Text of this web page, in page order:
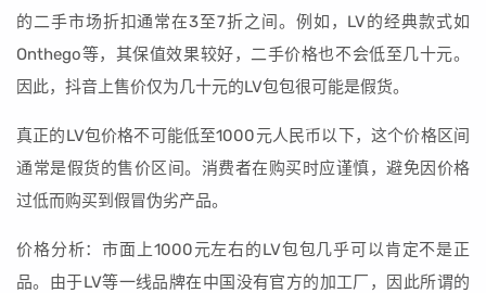
的二手市场折扣通常在3至7折之间。例如，LV的经典款式如
Onthego等，其保值效果较好，二手价格也不会低至几十元。
因此，抖音上售价仅为几十元的LV包包很可能是假货。
真正的LV包价格不可能低至1000元人民币以下，这个价格区间
通常是假货的售价区间。消费者在购买时应谨慎，避免因价格
过低而购买到假冒伪劣产品。
价格分析：市面上1000元左右的LV包包几乎可以肯定不是正
品。由于LV等一线品牌在中国没有官方的加工厂，因此所谓的